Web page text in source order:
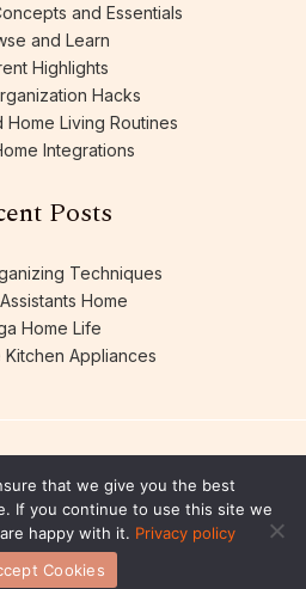
and Essentials
and Learn
Highlights
Hacks
Home Living Routines
Integrations
Posts
Techniques
Home
Home Life
Kitchen Appliances
2026 lwtc148.com.
that we give you the best
If you continue to use this site we
happy with it. Privacy policy
Cookies